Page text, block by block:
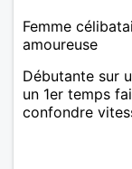
Femme
amoureuse
Débutante sur
un 1er temps
confondre